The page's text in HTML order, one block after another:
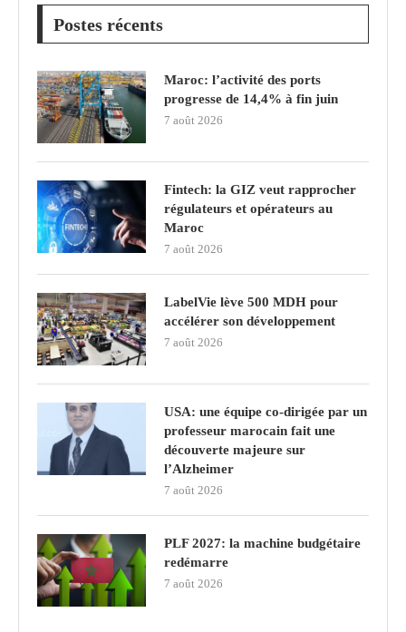
Postes récents
Maroc: l’activité des ports
progresse de 14,4% à fin juin
7 août 2026
Fintech: la GIZ veut rapprocher
régulateurs et opérateurs au
Maroc
7 août 2026
LabelVie lève 500 MDH pour
accélérer son développement
7 août 2026
USA: une équipe co-dirigée par un
professeur marocain fait une
découverte majeure sur
l’Alzheimer
7 août 2026
PLF 2027: la machine budgétaire
redémarre
7 août 2026